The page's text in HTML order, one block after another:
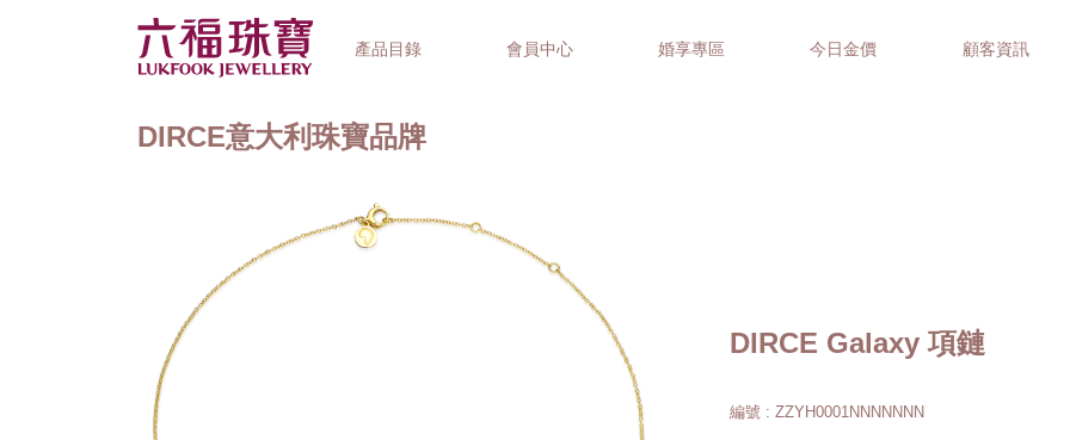
產品目錄 會員中心 婚享專區 今日金價 顧客資訊
精選禮品
DIRCE意大利珠寶品牌
DIRCE Galaxy 項鏈
編號 : ZZYH0001NNNNNNN